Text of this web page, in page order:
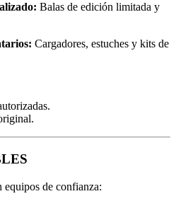
Balas de edición limitada y
Cargadores, estuches y kits de
de confianza: